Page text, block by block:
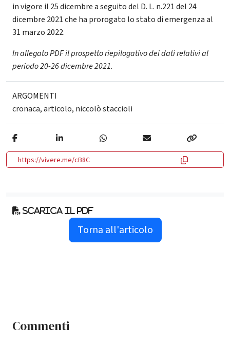
in vigore il 25 dicembre a seguito del D. L. n.221 del 24
dicembre 2021 che ha prorogato lo stato di emergenza al
31 marzo 2022.
In allegato PDF il prospetto riepilogativo dei dati relativi al
periodo 20-26 dicembre 2021.
ARGOMENTI
cronaca,articolo, niccolò staccioli
https://vivere.me/cB8C
Scarica il pdf
Torna all'articolo
Commenti